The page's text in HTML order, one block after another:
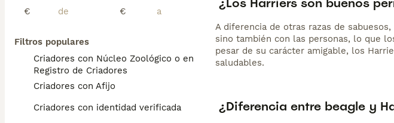
€
€
Filtros populares
Criadores con Núcleo Zoológico o en el
Registro de Criadores
Criadores con Afijo
Criadores con identidad verificada
A diferencia de otras razas de
sino también con las personas, lo que
pesar de su carácter amigable, los
saludables.
¿Diferencia entre beagle y